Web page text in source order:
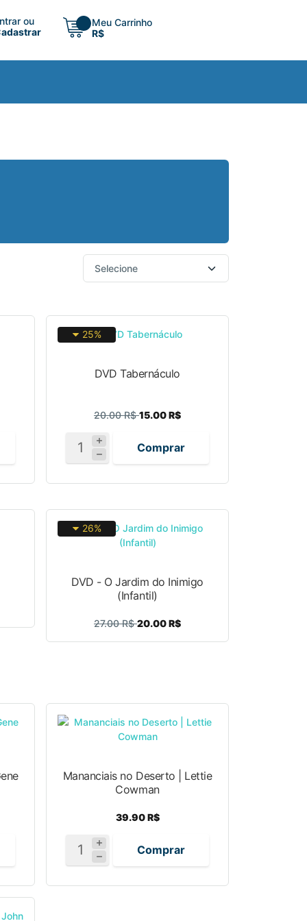
ou
Meu Carrinho
R$
25%
DVD Tabernáculo
20.00 R$15.00 R$
Comprar
26%
DVD - O Jardim do Inimigo
(Infantil)
27.00 R$20.00 R$
Mananciais no Deserto | Lettie
Cowman
39.90 R$
Comprar